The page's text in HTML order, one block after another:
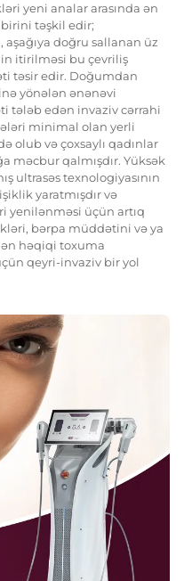
yeni analar arasında ən
təşkil edir;
doğru sallanan üz
itirilməsi bu çevriliş
təsir edir. Doğumdan
yönələn ənənəvi
tələb edən invaziv cərrahi
minimal olan yerli
olub və çoxsaylı qadınlar
məcbur qalmışdır. Yüksək
ultrasəs texnologiyasının
yaratmışdır və
yenilənməsi üçün artıq
bərpa müddətini və ya
həqiqi toxuma
qeyri-invaziv bir yol